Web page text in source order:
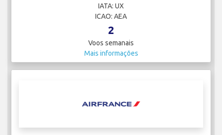
IATA: UX
ICAO: AEA
2
Voos semanais
Mais informações